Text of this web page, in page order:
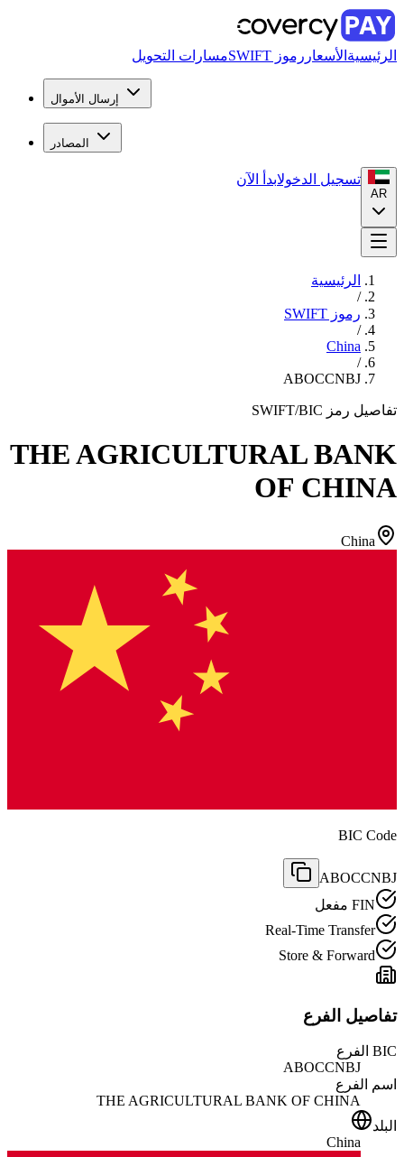
الرئيسية الأسعار رموز SWIFT مسارات التحويل
إرسال الأموال
المصادر
AR
تسجيل الدخولابدأ الآن
الرئيسية
/
رموز SWIFT
/
China
/
ABOCCNBJ
تفاصيل رمز SWIFT/BIC
THE AGRICULTURAL BANK
OF CHINA
China
BIC Code
ABOCCNBJ
FIN مفعل
Real-Time Transfer
Store & Forward
تفاصيل الفرع
BIC الفرع
ABOCCNBJ
اسم الفرع
THE AGRICULTURAL BANK OF CHINA
البلد
China